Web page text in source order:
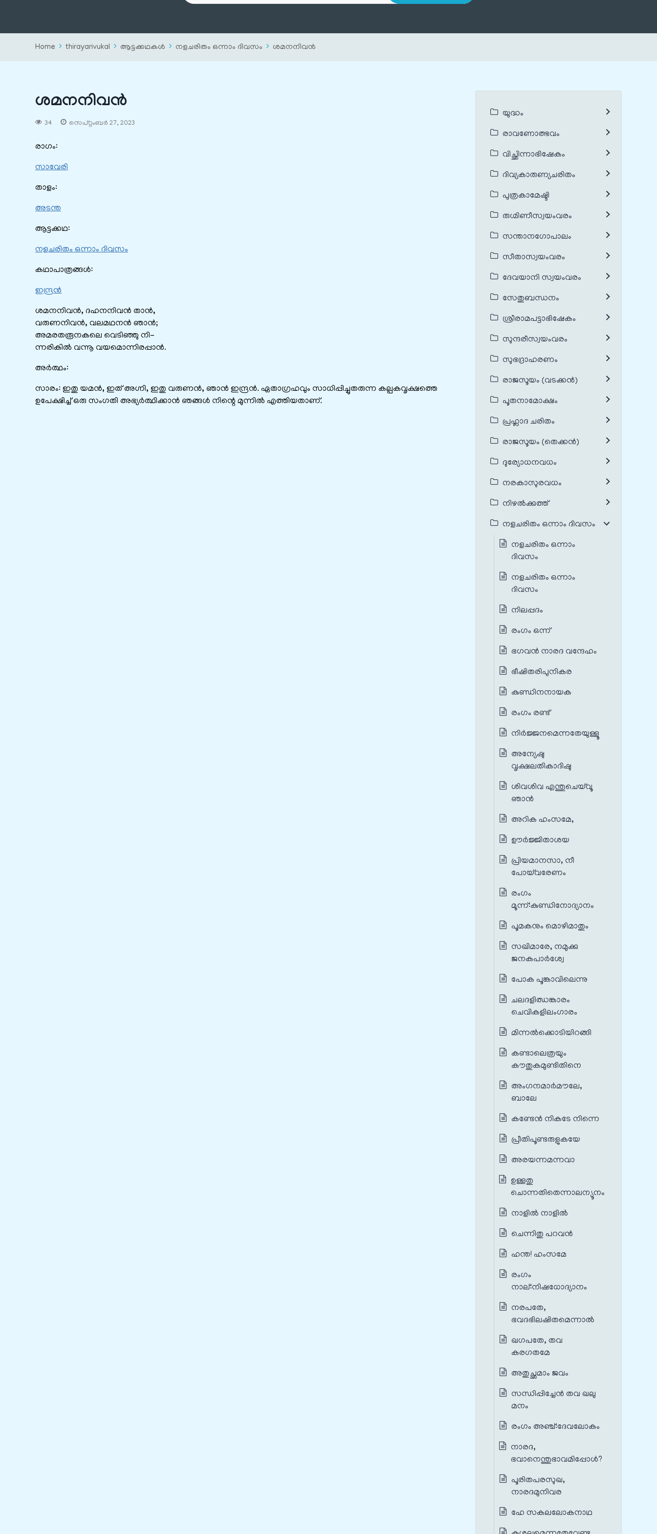
Home thirayarivukal ആട്ടക്കഥകൾ നളചരിതം ഒന്നാം ദിവസം ശമനനിവൻ
ശമനനിവൻ
34 സെപ്റ്റംബർ 27, 2023
രാഗം:
സാവേരി
താളം:
അടന്ത
ആട്ടക്കഥ:
നളചരിതം ഒന്നാം ദിവസം
കഥാപാത്രങ്ങൾ:
ഇന്ദ്രൻ
ശമനനിവൻ, ദഹനനിവൻ താൻ,
വരുണനിവൻ, വലമഥനൻ ഞാൻ;
അമരതരൂനകലെ വെടിഞ്ഞു നി-
ന്നരികിൽ വന്നൂ വയമൊന്നിരപ്പാൻ.
അർത്ഥം:
സാരം: ഇതു യമൻ, ഇത്‌ അഗ്നി, ഇതു വരുണൻ, ഞാൻ ഇന്ദ്രൻ. ഏതാഗ്രഹവും സാധിപ്പിച്ചുതരുന്ന കല്പകവൃക്ഷത്തെ
ഉപേക്ഷിച്ച്‌ ഒരു സംഗതി അഭ്യർത്ഥിക്കാൻ ഞങ്ങൾ നിന്റെ മുന്നിൽ എത്തിയതാണ്‌.
യുദ്ധം
രാവണോത്ഭവം
വിച്ഛിന്നാഭിഷേകം
ദിവ്യകാരുണ്യചരിതം
പുത്രകാമേഷ്ടി
രുഗ്മിണീസ്വയംവരം
സന്താനഗോപാലം
സീതാസ്വയംവരം
ദേവയാനി സ്വയംവരം
സേതുബന്ധനം
ശ്രീരാമപട്ടാഭിഷേകം
സുന്ദരീസ്വയംവരം
സുഭദ്രാഹരണം
രാജസൂയം (വടക്കൻ)
പൂതനാമോക്ഷം
പ്രഹ്ലാദ ചരിതം
രാജസൂയം (തെക്കൻ)
ദുര്യോധനവധം
നരകാസുരവധം
നിഴൽക്കുത്ത്
നളചരിതം ഒന്നാം ദിവസം
നളചരിതം ഒന്നാം
ദിവസം
നളചരിതം ഒന്നാം
ദിവസം
നിലപ്പദം
രംഗം ഒന്ന്
ഭഗവന്‍ നാരദ വന്ദേഹം
ഭീഷിതരിപുനികര
കുണ്ഡിനനായക
രംഗം രണ്ട്
നിർജ്ജനമെന്നതേയുള്ളൂ
അന്യേഷു
വൃക്ഷലതികാദിഷു
ശിവശിവ എന്തുചെയ്‌വൂ
ഞാൻ
അറിക ഹംസമേ,
ഊർജ്ജിതാശയ
പ്രിയമാനസാ, നീ
പോയ്‌വരേണം
രംഗം
മൂന്ന്‌:കുണ്ഡിനോദ്യാനം
പൂമകനും മൊഴിമാതും
സഖിമാരേ, നമുക്കു
ജനകപാർശ്വേ
പോക പൂങ്കാവിലെന്നു
ചലദളിഝങ്കാരം
ചെവികളിലംഗാരം
മിന്നൽക്കൊടിയിറങ്ങി
കണ്ടാലെത്രയും
കൗതുകമുണ്ടിതിനെ
അംഗനമാർമൗലേ,
ബാലേ
കണ്ടേൻ നികടേ നിന്നെ
പ്രീതിപൂണ്ടരുളുകയേ
അരയന്നമന്നവാ
ഉള്ളതു
ചൊന്നതിതെന്നാലന്യൂനം
നാളിൽ നാളിൽ
ചെന്നിതു പറവൻ
ഹന്ത! ഹംസമേ
രംഗം
നാല്‌:നിഷധോദ്യാനം
നരപതേ,
ഭവദഭിലഷിതമെന്നാൽ
ഖഗപതേ, തവ
കരഗതമേ
അതുച്ഛമാം ജവം
സന്ധിപ്പിച്ചേൻ തവ ഖലു
മനം
രംഗം അഞ്ച്‌:ദേവലോകം
നാരദ,
ഭവാനെന്തുഭാവമിപ്പോൾ?
പൂരിതപരസുഖ,
നാരദമുനിവര
ഹേ സകലലോകനാഥ